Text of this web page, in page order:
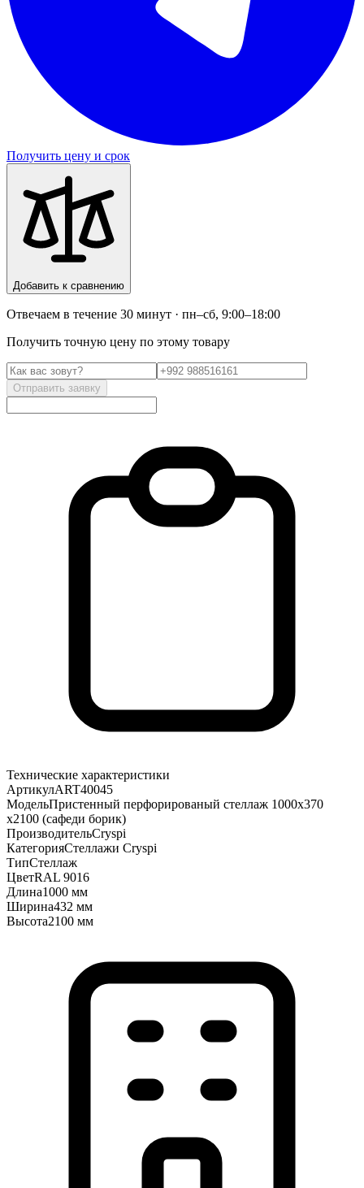
Получить цену и срок
Добавить к сравнению
Отвечаем в течение 30 минут · пн–сб, 9:00–18:00
Получить точную цену по этому товару
Отправить заявку
Технические характеристики
АртикулART40045
МодельПристенный перфорированый стеллаж 1000х370
х2100 (сафеди борик)
ПроизводительCryspi
КатегорияСтеллажи Cryspi
ТипСтеллаж
ЦветRAL 9016
Длина1000 мм
Ширина432 мм
Высота2100 мм